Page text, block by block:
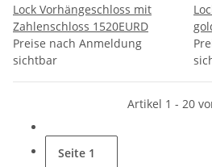
Lock Vorhängeschloss mit
Zahlenschloss 1520EURD
Preise nach Anmeldung
sichtbar
Artikel 1 - 20
Seite 1